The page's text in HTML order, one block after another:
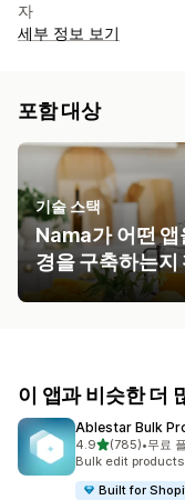
자
세부 정보 보기
포함 대상
기술 스택
Nama가 어떤 앱
경을 구축하는지
이 앱과 비슷한 더
Ablestar Bulk
4.9별 5개 중
(785)
총 리뷰 785개
•무료
Bulk edit
Built for